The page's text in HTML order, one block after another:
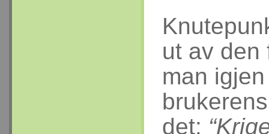
ut av den
man
det: